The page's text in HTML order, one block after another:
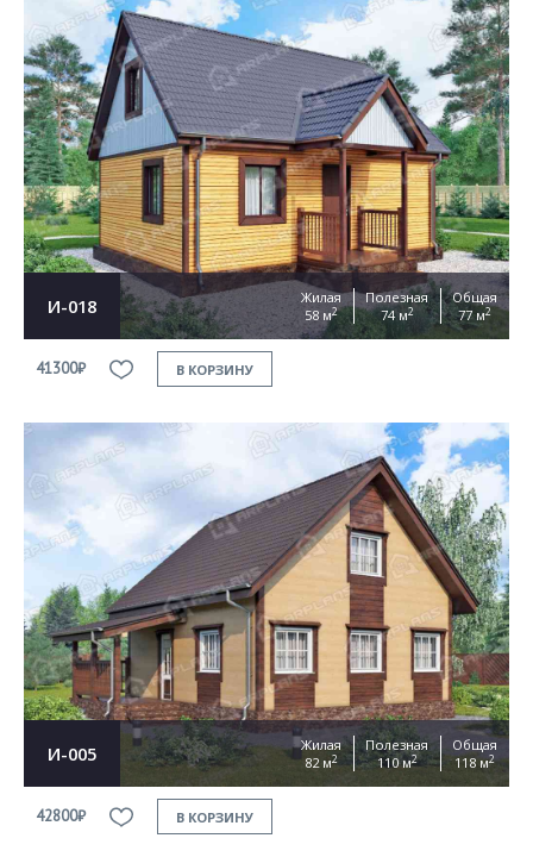
И-018
Жилая
58 м2
Полезная
74 м2
Общая
77 м2
41300₽ В КОРЗИНУ
И-005
Жилая
82 м2
Полезная
110 м2
Общая
118 м2
42800₽ В КОРЗИНУ